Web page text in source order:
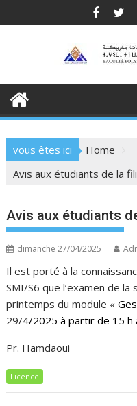
to
vous êtes ici
Home
Avis aux étudiants de la
Avis aux étudiants
dimanche 27/04/2025
Il est porté à la
SMI/S6 que l’examen de
printemps du module «
29/4/2025 à partir de 15 h
Pr. Hamdaoui
Licence